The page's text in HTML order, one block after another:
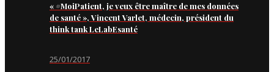
« #MoiPatient, je veux être maître de mes données
de santé », Vincent Varlet, médecin, président du
think tank LeLabEsanté
25/01/2017